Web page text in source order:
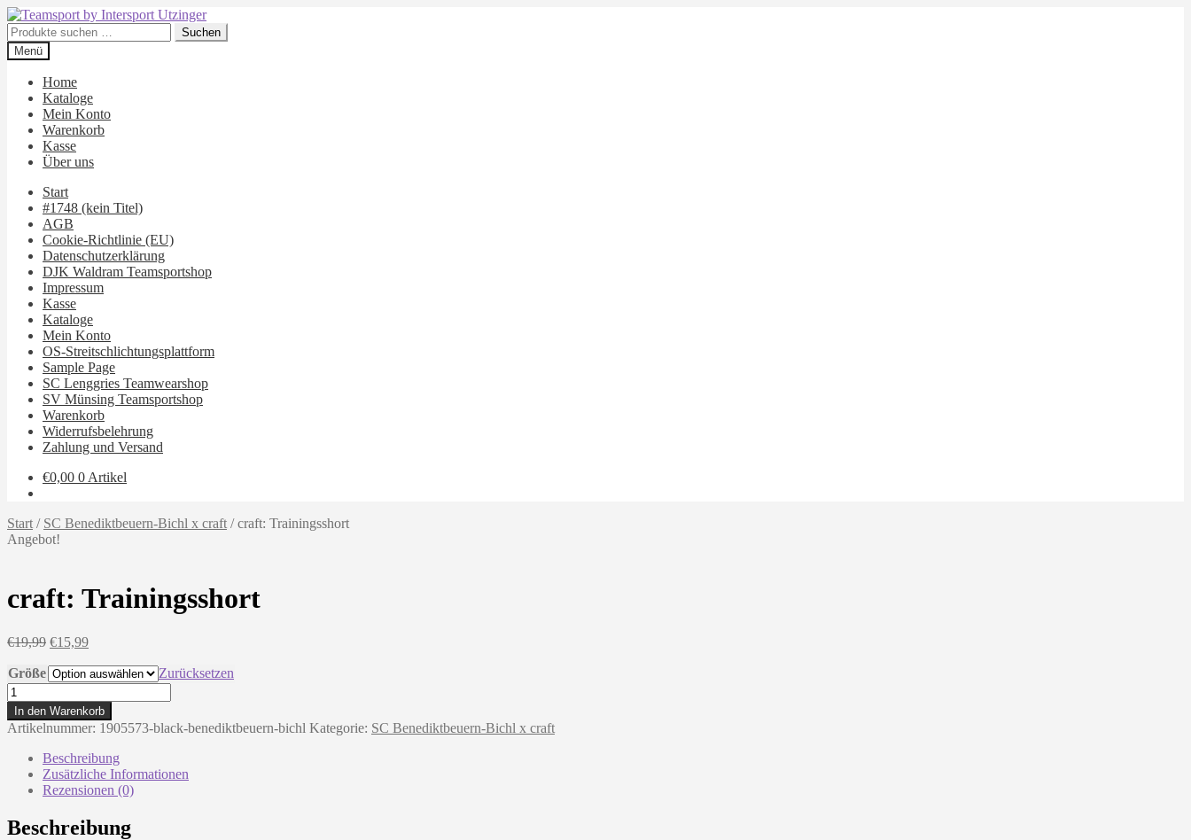
Zur
Navigation
springen
Zum
Inhalt
springen
Suchen
nach:
Suchen
Menü
Home
Kataloge
Mein Konto
Warenkorb
Kasse
Über uns
Start
#1748 (kein Titel)
AGB
Cookie-Richtlinie (EU)
Datenschutzerklärung
DJK Waldram Teamsportshop
Impressum
Kasse
Kataloge
Mein Konto
OS-Streitschlichtungsplattform
Sample Page
SC Lenggries Teamwearshop
SV Münsing Teamsportshop
Warenkorb
Widerrufsbelehrung
Zahlung und Versand
€0,00 0 Artikel
Start / SC Benediktbeuern-Bichl x craft /craft: Trainingsshort
Angebot!
craft: Trainingsshort
€19,99 Ursprünglicher
war:
€19,99
€15,99Aktueller
ist:
€15,99.
Größe
Zurücksetzen
craft:
Trainingsshort
Menge
In den Warenkorb
Artikelnummer: 1905573-black-benediktbeuern-bichl Kategorie: SC Benediktbeuern-Bichl x craft
Beschreibung
Zusätzliche Informationen
Rezensionen (0)
Beschreibung